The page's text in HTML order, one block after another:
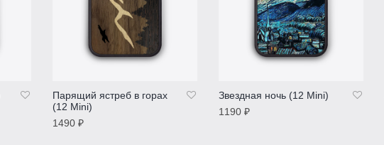
Парящий ястреб в горах
(12 Mini)
1490 ₽
Звездная ночь (12 Mini)
1190 ₽